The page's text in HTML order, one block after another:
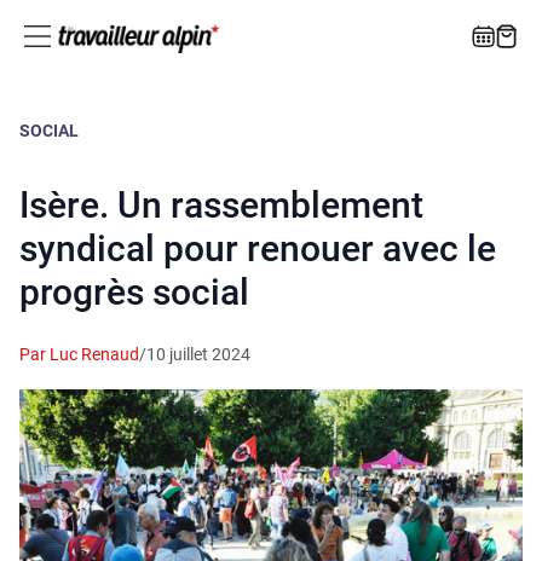
SOCIAL
Isère. Un rassemblement
syndical pour renouer avec le
progrès social
Par Luc Renaud/10 juillet 2024